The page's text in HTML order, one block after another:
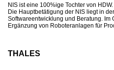
NIS ist eine 100%ige Tochter von HDW.
Die Hauptbetätigung der NIS liegt in
Softwareentwicklung und Beratung. Im
Ergänzung von Roboteranlagen für
THALES